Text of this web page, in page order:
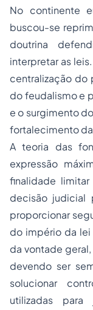
No continente
buscou-se
doutrina
interpretar as
centralização do
do feudalismo e
e o surgimento
fortalecimento
A teoria das
expressão
finalidade
decisão judicial
proporcionar
do império da lei
da vontade
devendo ser
solucionar
utilizadas para